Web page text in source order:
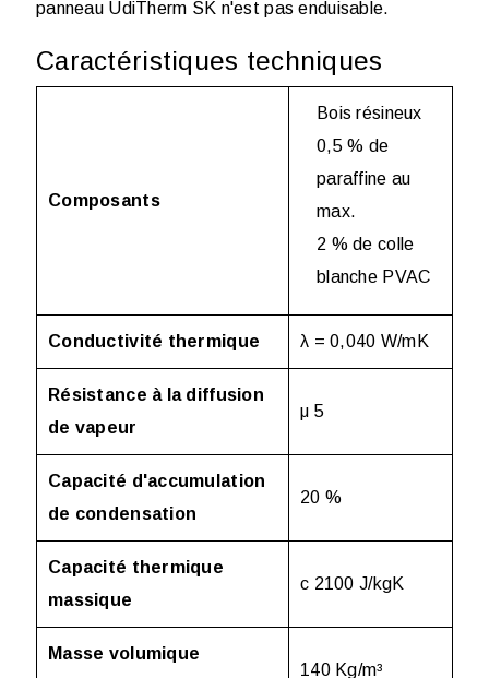
panneau UdiTherm SK n'est pas enduisable.
Caractéristiques techniques
Composants
Bois résineux
0,5 % de
paraffine au
max.
2 % de colle
blanche PVAC
Conductivité thermique λ = 0,040 W/mK
Résistance à la diffusion
de vapeur
μ 5
Capacité d'accumulation
de condensation
20 %
Capacité thermique
massique
c 2100 J/kgK
Masse volumique
140 Kg/m³